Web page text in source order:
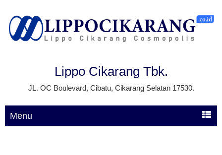
Lippo Cikarang Tbk.
JL. OC Boulevard, Cibatu, Cikarang Selatan 17530.
Menu